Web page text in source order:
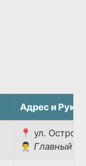
Адрес и
📍 ул.
👨‍⚕️ Главный